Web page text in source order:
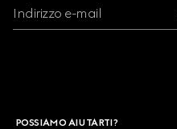
Indirizzo e-mail
POSSIAMO AIUTARTI?